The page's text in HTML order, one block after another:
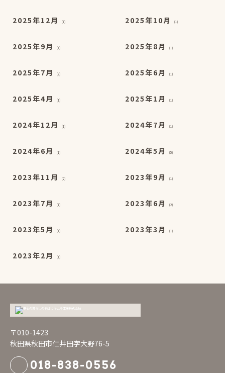
2025年12月 (1) 2025年10月 (1)
2025年9月 (1) 2025年8月 (1)
2025年7月 (2) 2025年6月 (1)
2025年4月 (1) 2025年1月 (1)
2024年12月 (1) 2024年7月 (1)
2024年6月 (1) 2024年5月 (5)
2023年11月 (2) 2023年9月 (1)
2023年7月 (1) 2023年6月 (2)
2023年5月 (1) 2023年3月 (1)
2023年2月 (1)
〒010-1423
秋田県秋田市仁井田字大野76-5
018-838-0556